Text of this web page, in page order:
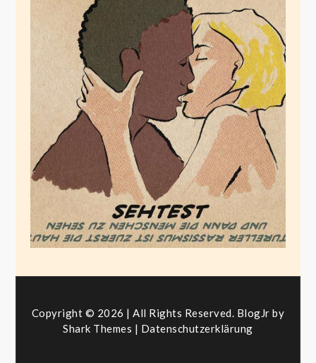
Unter der Haut sind
alle Menschen gleich
Juli 1, 2020
Copyright © 2026 | All Rights Reserved. BlogJr by
Shark Themes | Datenschutzerklärung